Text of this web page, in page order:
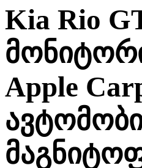
Kia Rio
Apple